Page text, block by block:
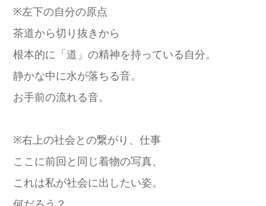
※左下の自分の原点
茶道から切り抜きから
根本的に「道」の精神を持っている自分。
静かな中に水が落ちる音。
お手前の流れる音。
※右上の社会との繋がり、仕事
ここに前回と同じ着物の写真、
これは私が社会に出したい姿。